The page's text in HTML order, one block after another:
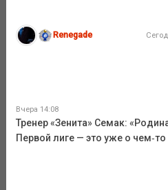
Renegade
Вчера 14:08
Тренер «Зенита» Семак:
Первой лиге — это уже о чем‑то